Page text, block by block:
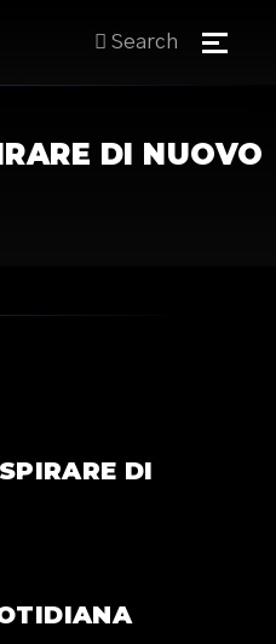
Search
DI NUOVO
DI